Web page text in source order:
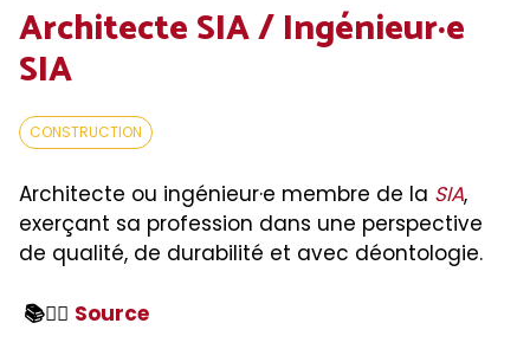
Architecte SIA / Ingénieur·e
SIA
CONSTRUCTION
Architecte ou ingénieur·e membre de la SIA,
exerçant sa profession dans une perspective
de qualité, de durabilité et avec déontologie.
📚👉🏻 Source